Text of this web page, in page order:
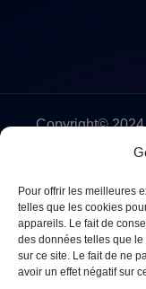
Pour offrir les meilleures
telles que les cookies
appareils. Le fait de
des données telles que
sur ce site. Le fait de ne
avoir un effet négatif sur
Copyright© 2024